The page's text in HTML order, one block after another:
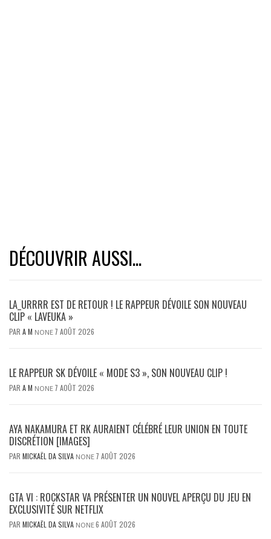
DÉCOUVRIR AUSSI...
LA_URRRR EST DE RETOUR ! LE RAPPEUR DÉVOILE SON NOUVEAU
CLIP « LAVEUKA »
PAR A M NONE 7 AOÛT 2026
LE RAPPEUR SK DÉVOILE « MODE S3 », SON NOUVEAU CLIP !
PAR A M NONE 7 AOÛT 2026
AYA NAKAMURA ET RK AURAIENT CÉLÉBRÉ LEUR UNION EN TOUTE
DISCRÉTION [IMAGES]
PAR MICKAËL DA SILVA NONE 7 AOÛT 2026
GTA VI : ROCKSTAR VA PRÉSENTER UN NOUVEL APERÇU DU JEU EN
EXCLUSIVITÉ SUR NETFLIX
PAR MICKAËL DA SILVA NONE6 AOÛT 2026